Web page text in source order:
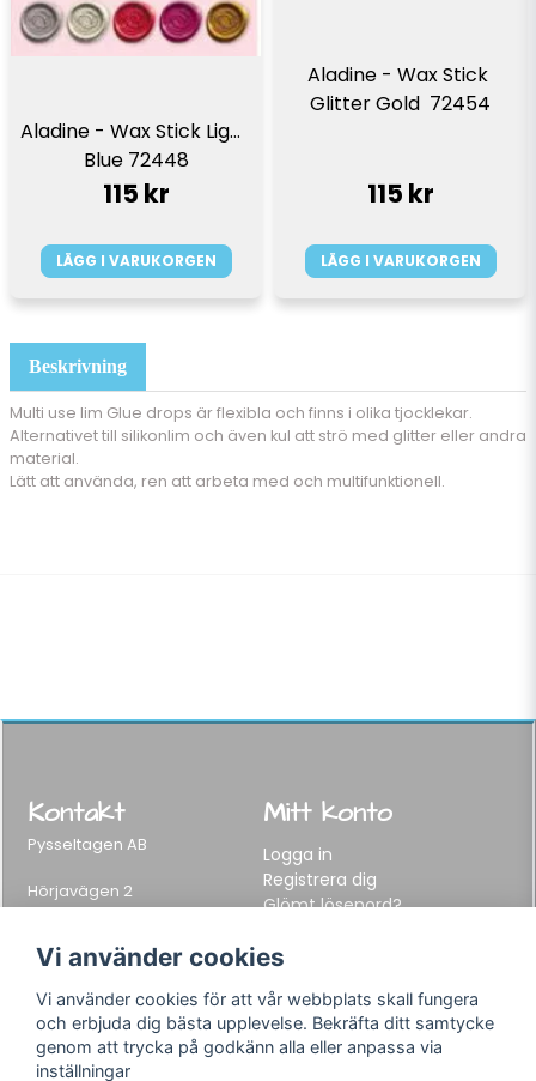
Beskrivning
Multi use lim Glue drops är flexibla och finns i olika tjocklekar.
Alternativet till silikonlim och även kul att strö med glitter eller andra
material.
Lätt att använda, ren att arbeta med och multifunktionell.
Aladine - Wax Stick Light
Blue 72448
115 kr
LÄGG I VARUKORGEN
Aladine - Wax Stick
Glitter Gold  72454
115 kr
LÄGG I VARUKORGEN
Kontakt
Pysseltagen AB
Hörjavägen 2
282 34 Tyringe, Sweden
E-post:info@pysseltagen.se
Mitt konto
Logga in
Registrera dig
Glömt lösenord?
Info
Varumärken
Följ oss
Vi använder cookies
Vi använder cookies för att vår webbplats skall fungera
och erbjuda dig bästa upplevelse. Bekräfta ditt samtycke
genom att trycka på godkänn alla eller anpassa via
inställningar